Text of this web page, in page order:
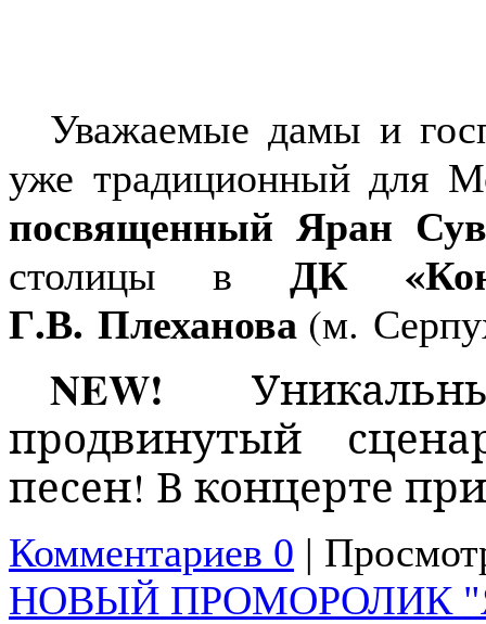
Уважаемые дамы и
уже традиционный для
посвященный Яран
столицы в ДК
Г.В. Плеханова (м.
NEW!
продвинутый
песен! В концерте
Комментариев 0 |
НОВЫЙ ПРОМОРОЛИК